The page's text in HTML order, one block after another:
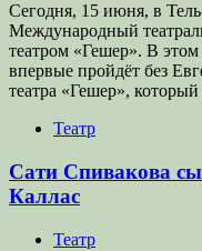
Сегодня, 15 июня, в
Международный
театром «Гешер». В
впервые пройдёт без
театра «Гешер»,
Театр
Сати Спивакова
Каллас
Театр